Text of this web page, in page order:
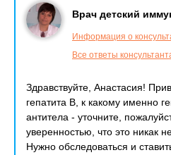
Врач детский
Информация о
Все ответы
Здравствуйте, Анастасия!
гепатита В, к какому именно
антитела - уточните,
уверенностью, что это никак
Нужно обследоваться и